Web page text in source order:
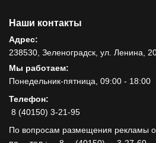
Наши контакты
Адрес:
238530, Зеленоградск, ул. Ленина,
Мы работаем:
Понедельник-пятница, 09:00 - 18:00
Телефон:
8 (40150) 3-21-95
По вопросам размещения рекламы